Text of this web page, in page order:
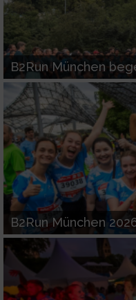
B2Run München
B2Run München